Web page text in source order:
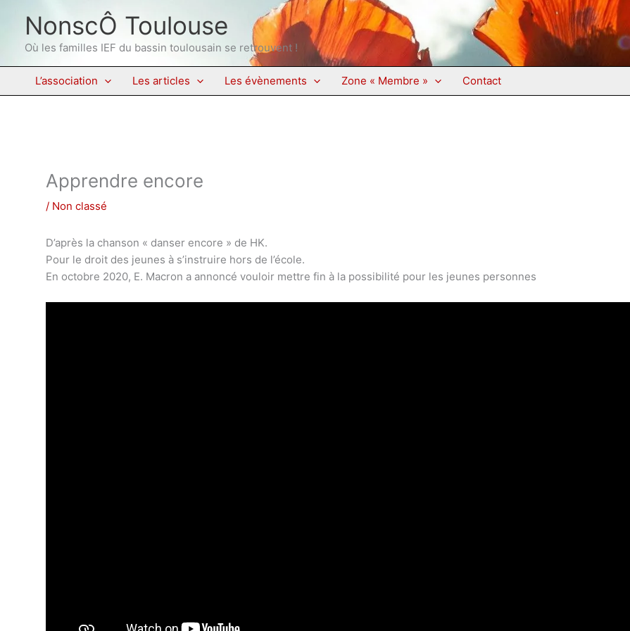
contenu
NonscÔ Toulouse
Où les familles IEF du bassin toulousain se retrouvent !
L’association Les articles Les évènements Zone « Membre » Contact
Apprendre encore
/ Non classé
D’après la chanson « danser encore » de HK.
Pour le droit des jeunes à s’instruire hors de l’école.
En octobre 2020, E. Macron a annoncé vouloir mettre fin à la possibilité pour les jeunes personnes